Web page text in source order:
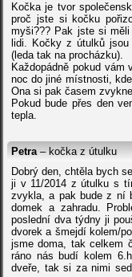
Kočka je tvor
proč jste si kočku
myši??? Pak jste si
lidi. Kočky z útulků
(leda tak na procházku).
Každopádně pokud
noc do jiné místnosti,
Ona si pak časem
Pokud bude přes den
tepla.
Petra– kočka z útulku
Dobrý den, chtěla bych
ji v 11/2014 z útulku s
zvykla, a pak bude z ní
domek a zahradu.
poslední dva týdny ji
dvorek a šmejdí kolem/
jsme doma, tak celkem
ráno nás budí kolem
dveře, tak si za nimi